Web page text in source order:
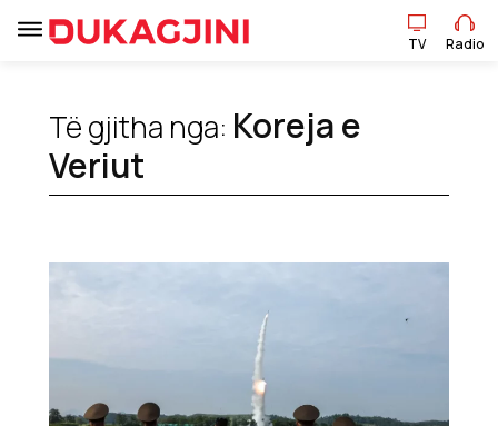
TV Radio
Të gjitha nga: Koreja e
Veriut